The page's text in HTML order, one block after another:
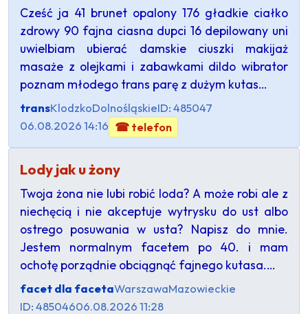
Cześć ja 41 brunet opalony 176 gładkie ciałko
zdrowy 90 fajna ciasna dupci 16 depilowany uni
uwielbiam ubierać damskie ciuszki makijaż
masaże z olejkami i zabawkami dildo wibrator
poznam młodego trans parę z dużym kutas…
transKlodzkoDolnośląskieID: 485047
06.08.2026 14:16 ☎ telefon
Lody jak u żony
Twoja żona nie lubi robić loda? A może robi ale z
niechęcią i nie akceptuje wytrysku do ust albo
ostrego posuwania w usta? Napisz do mnie.
Jestem normalnym facetem po 40. i mam
ochotę porządnie obciągnąć fajnego kutasa.…
facet dla facetaWarszawaMazowieckie
ID: 48504606.08.2026 11:28